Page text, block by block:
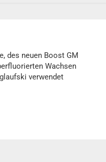
des neuen Boost GM
Wachsen
verwendet